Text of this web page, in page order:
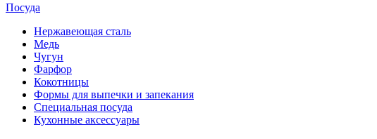
Посуда
Нержавеющая сталь
Медь
Чугун
Фарфор
Кокотницы
Формы для выпечки и запекания
Специальная посуда
Кухонные аксессуары